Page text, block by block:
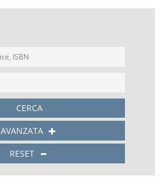
CERCA
AVANZATA
RESET